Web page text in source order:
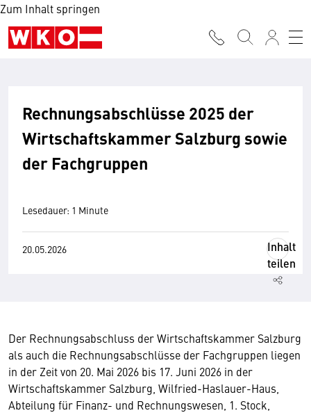
Zum Inhalt springen
Rechnungsabschlüsse 2025 der
Wirtschaftskammer Salzburg sowie
der Fachgruppen
Lesedauer: 1 Minute
20.05.2026
Inhalt
teilen
Der Rechnungsabschluss der Wirtschaftskammer Salzburg
als auch die Rechnungsabschlüsse der Fachgruppen liegen
in der Zeit von 20. Mai 2026 bis 17. Juni 2026 in der
Wirtschaftskammer Salzburg, Wilfried-Haslauer-Haus,
Abteilung für Finanz- und Rechnungswesen, 1. Stock,